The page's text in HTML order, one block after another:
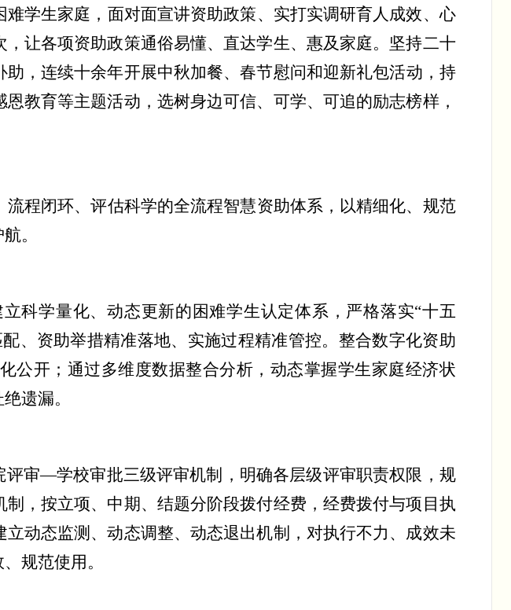
学生家庭，面对面宣讲资助政策、实打实调研育人成效、心
让各项资助政策通俗易懂、直达学生、惠及家庭。坚持二十
， 连续十余年开展中秋加餐、春节慰问和迎新礼包活动， 持
教育等主题活动，选树身边可信、可学、可追的励志榜样，
程闭环、评估科学的全流程智慧资助体系，以精细化、规范
。
科学量化、动态更新的困难学生认定体系，严格落实“十五
、资助举措精准落地、实施过程精准管控。整合数字化资助
公开；通过多维度数据整合分析，动态掌握学生家庭经济状
遗漏。
评审—学校审批三级评审机制，明确各层级评审职责权限，规
，按立项、中期、结题分阶段拨付经费，经费拨付与项目执
动态监测、动态调整、动态退出机制，对执行不力、成效未
规范使用。